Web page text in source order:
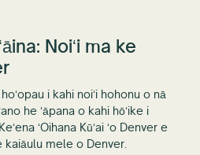
Noiʻi ma ke
i kahi noiʻi hohonu o nā
he ʻāpana o kahi hōʻike i
ʻOihana Kūʻai ʻo Denver e
mele o Denver.